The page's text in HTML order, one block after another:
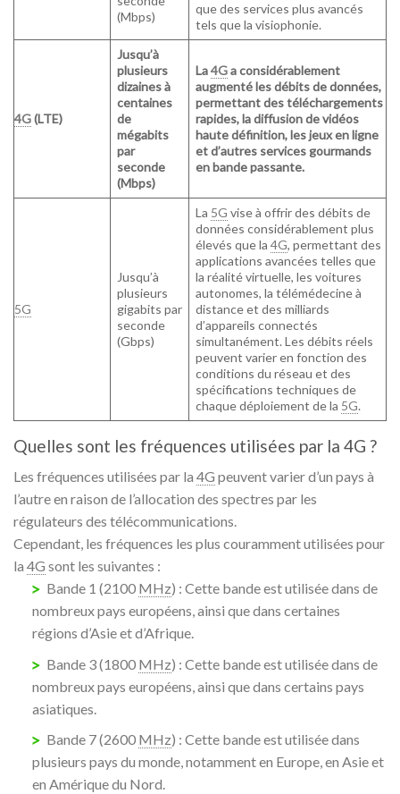
(Mbps)
que des services plus avancés
tels que la visiophonie.
4G(LTE)
Jusqu’à
plusieurs
dizaines à
centaines
de
mégabits
par
seconde
(Mbps)
La4Ga considérablement
augmenté les débits de données,
permettant des téléchargements
rapides, la diffusion de vidéos
haute définition, les jeux en ligne
et d’autres services gourmands
en bande passante.
5G
Jusqu’à
plusieurs
gigabits par
seconde
(Gbps)
La 5G vise à offrir des débits de
données considérablement plus
élevés que la 4G, permettant des
applications avancées telles que
la réalité virtuelle, les voitures
autonomes, la télémédecine à
distance et des milliards
d’appareils connectés
simultanément. Les débits réels
peuvent varier en fonction des
conditions du réseau et des
spécifications techniques de
chaque déploiement de la 5G.
Quelles sont les fréquences utilisées par la 4G ?
Les fréquences utilisées par la 4G peuvent varier d’un pays à
l’autre en raison de l’allocation des spectres par les
régulateurs des télécommunications.
Cependant, les fréquences les plus couramment utilisées pour
la 4G sont les suivantes :
Bande 1 (2100 MHz) : Cette bande est utilisée dans de
nombreux pays européens, ainsi que dans certaines
régions d’Asie et d’Afrique.
Bande 3 (1800 MHz) : Cette bande est utilisée dans de
nombreux pays européens, ainsi que dans certains pays
asiatiques.
Bande 7 (2600 MHz) : Cette bande est utilisée dans
plusieurs pays du monde, notamment en Europe, en Asie et
en Amérique du Nord.